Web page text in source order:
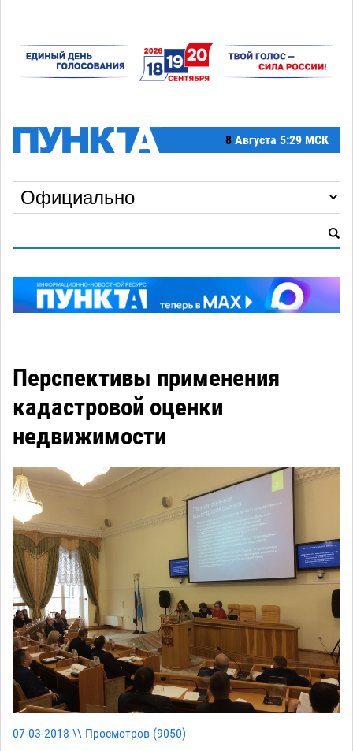
8 Августа 5:29 МСК
Перспективы применения
кадастровой оценки
недвижимости
07-03-2018 \\ Просмотров (9050)